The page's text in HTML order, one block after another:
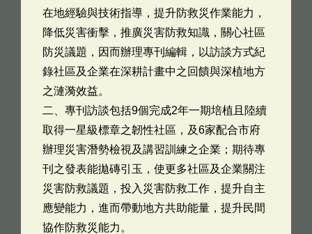
在地經驗與技術指導，提升防救災作業能力，
降低災害衝擊，推廣災害防救知識，關心社區
防災議題，因而辦理專刊編輯，以訪談方式紀
錄社區及企業在深耕計畫中之回饋與深植地方
之漣漪效益。
二、專刊訪談包括9個完成2年一期培植且陸續
取得一星級標章之韌性社區，及6家配合市府
辦理災害潛勢檢視及講習訓練之企業；期待專
刊之發表能拋磚引玉，使更多社區及企業關注
災害防救議題，投入災害防救工作，提升自主
應變能力，進而帶動地方共助能量，提升民間
協作防救災能力。